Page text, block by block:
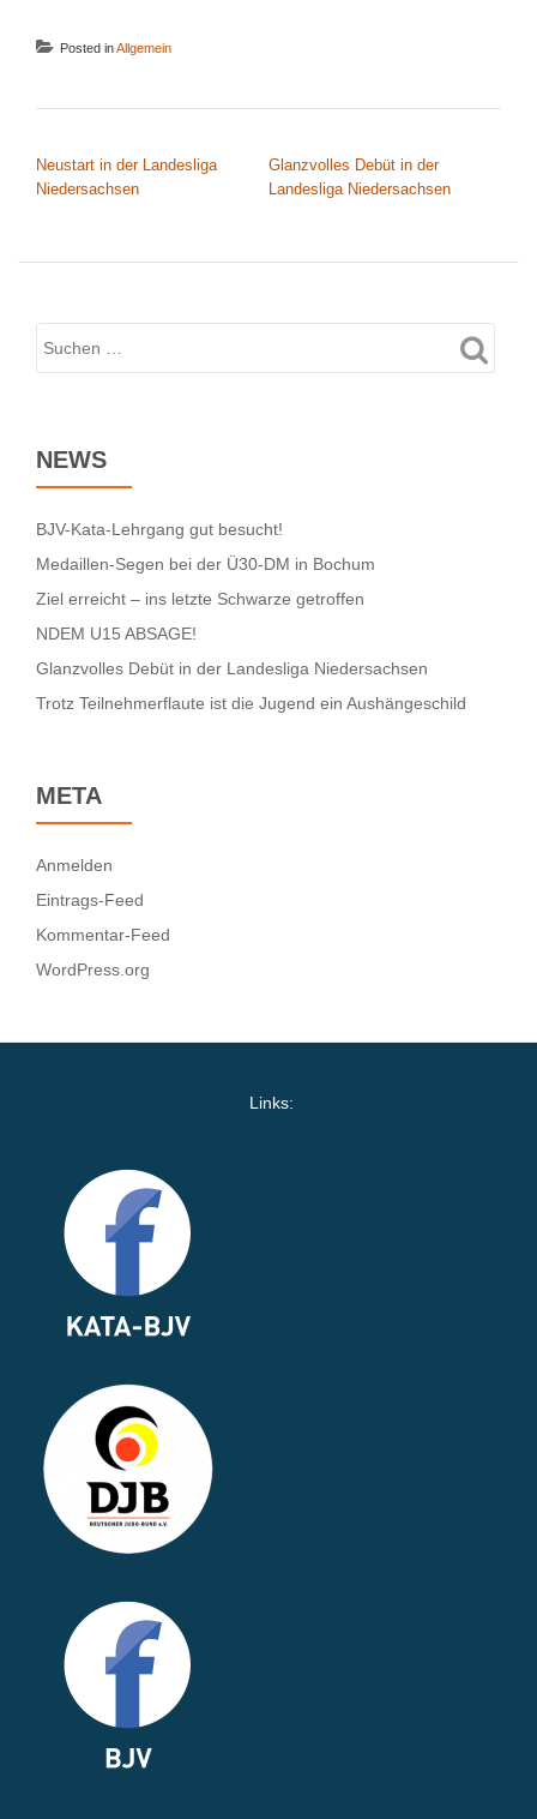
Posted inAllgemein
Neustart in der Landesliga
Niedersachsen
Glanzvolles Debüt in der
Landesliga Niedersachsen
NEWS
BJV-Kata-Lehrgang gut besucht!
Medaillen-Segen bei der Ü30-DM in Bochum
Ziel erreicht – ins letzte Schwarze getroffen
NDEM U15 ABSAGE!
Glanzvolles Debüt in der Landesliga Niedersachsen
Trotz Teilnehmerflaute ist die Jugend ein Aushängeschild
META
Anmelden
Eintrags-Feed
Kommentar-Feed
WordPress.org
Links: